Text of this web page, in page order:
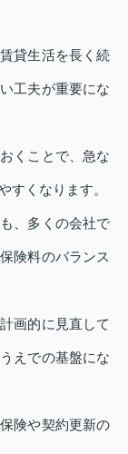
貸生活を長く続
工夫が重要にな
くことで、急な
すくなります。
、多くの会社で
険料のバランス
画的に見直して
えでの基盤にな
険や契約更新の